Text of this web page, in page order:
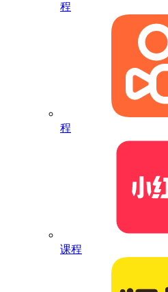
程
程
课程